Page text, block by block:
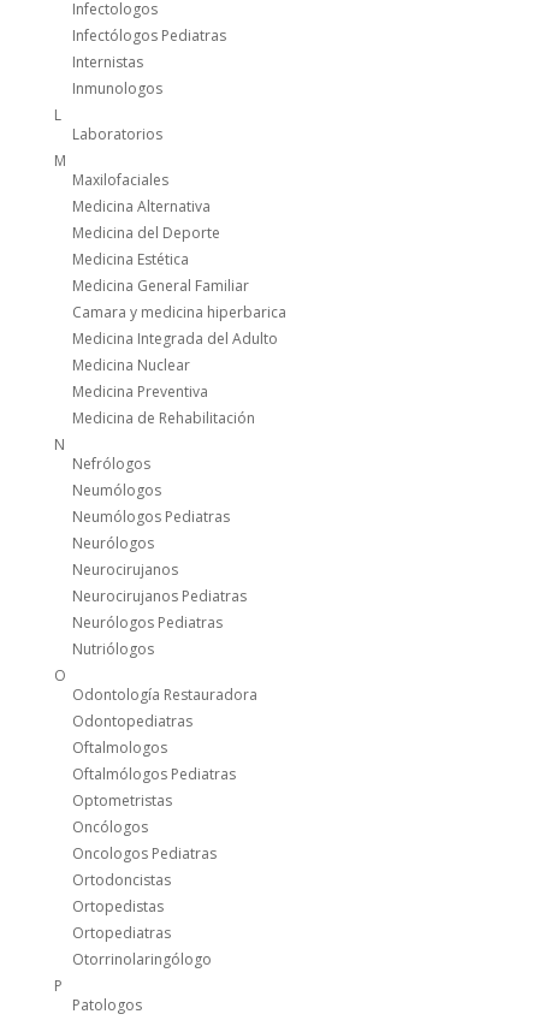
Infectologos
Infectólogos Pediatras
Internistas
Inmunologos
L
Laboratorios
M
Maxilofaciales
Medicina Alternativa
Medicina del Deporte
Medicina Estética
Medicina General Familiar
Camara y medicina hiperbarica
Medicina Integrada del Adulto
Medicina Nuclear
Medicina Preventiva
Medicina de Rehabilitación
N
Nefrólogos
Neumólogos
Neumólogos Pediatras
Neurólogos
Neurocirujanos
Neurocirujanos Pediatras
Neurólogos Pediatras
Nutriólogos
O
Odontología Restauradora
Odontopediatras
Oftalmologos
Oftalmólogos Pediatras
Optometristas
Oncólogos
Oncologos Pediatras
Ortodoncistas
Ortopedistas
Ortopediatras
Otorrinolaringólogo
P
Patologos